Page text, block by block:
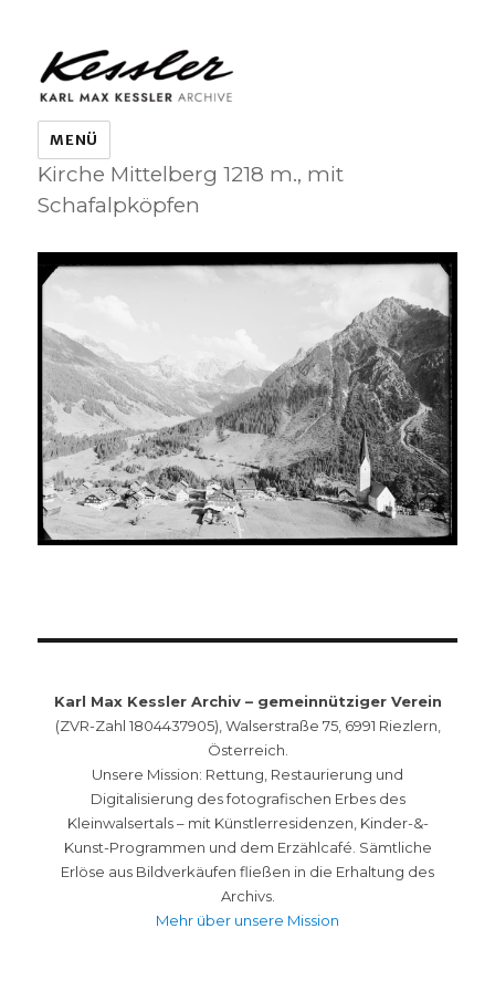
KARL MAX KESSLER ARCHIVE
MENÜ
Kirche Mittelberg 1218 m., mit
Schafalpköpfen
Karl Max Kessler Archiv – gemeinnütziger Verein
(ZVR-Zahl 1804437905), Walserstraße 75, 6991 Riezlern,
Österreich.
Unsere Mission: Rettung, Restaurierung und
Digitalisierung des fotografischen Erbes des
Kleinwalsertals – mit Künstlerresidenzen, Kinder-&-
Kunst-Programmen und dem Erzählcafé. Sämtliche
Erlöse aus Bildverkäufen fließen in die Erhaltung des
Archivs.
Mehr über unsere Mission